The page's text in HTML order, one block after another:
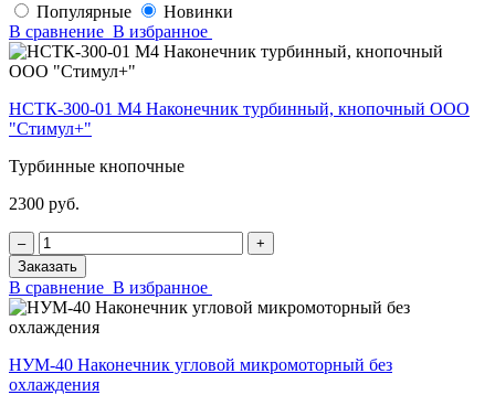
Популярные
Новинки
В сравнение В избранное
НСТК-300-01 М4 Наконечник турбинный, кнопочный ООО
"Стимул+"
Турбинные кнопочные
2300 руб.
‒
+
Заказать
В сравнение В избранное
НУМ-40 Наконечник угловой микромоторный без
охлаждения